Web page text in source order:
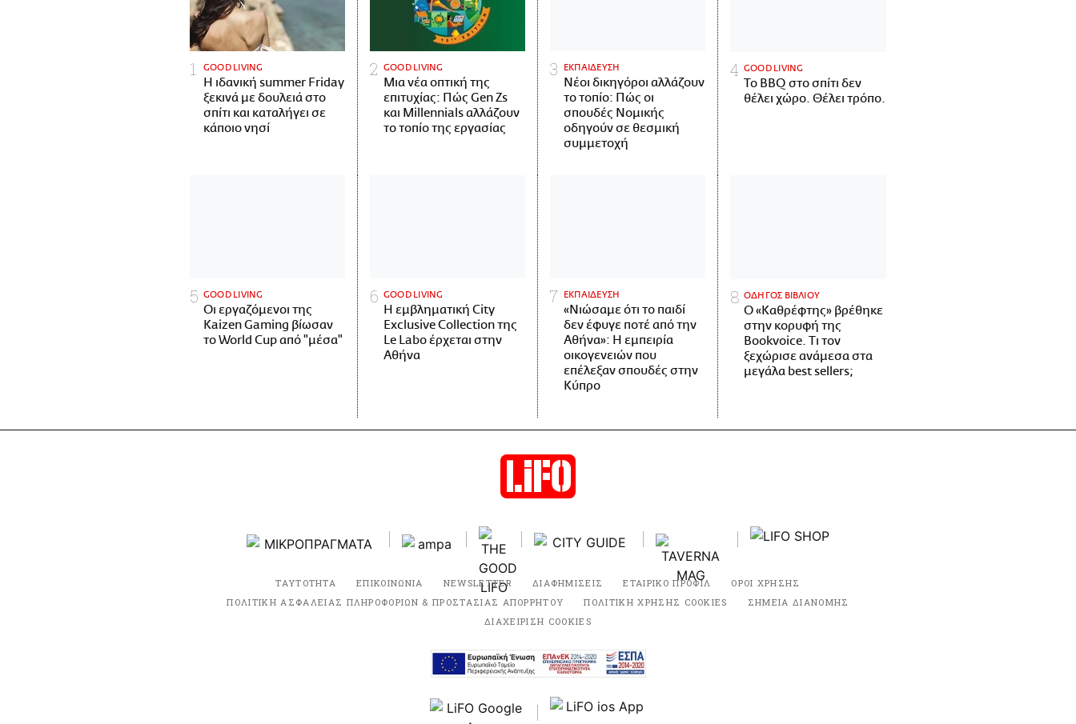
GOOD LIVING
Η ιδανική summer Friday
ξεκινά με δουλειά στο
σπίτι και καταλήγει σε
κάποιο νησί
GOOD LIVING
Μια νέα οπτική της
επιτυχίας: Πώς Gen Zs
και Millennials αλλάζουν
το τοπίο της εργασίας
ΕΚΠΑΙΔΕΥΣΗ
Νέοι δικηγόροι αλλάζουν
το τοπίο: Πώς οι
σπουδές Νομικής
οδηγούν σε θεσμική
συμμετοχή
GOOD LIVING
Το BBQ στο σπίτι δεν
θέλει χώρο. Θέλει τρόπο.
GOOD LIVING
Οι εργαζόμενοι της
Kaizen Gaming βίωσαν
το World Cup από "μέσα"
GOOD LIVING
Η εμβληματική City
Exclusive Collection της
Le Labo έρχεται στην
Αθήνα
ΕΚΠΑΙΔΕΥΣΗ
«Νιώσαμε ότι το παιδί
δεν έφυγε ποτέ από την
Αθήνα»: Η εμπειρία
οικογενειών που
επέλεξαν σπουδές στην
Κύπρο
ΟΔΗΓΟΣ ΒΙΒΛΙΟΥ
Ο «Καθρέφτης» βρέθηκε
στην κορυφή της
Bookvoice. Τι τον
ξεχώρισε ανάμεσα στα
μεγάλα best sellers;
ΤΑΥΤΟΤΗΤΑ ΕΠΙΚΟΙΝΩΝΙΑ NEWSLETTER ΔΙΑΦΗΜΙΣΕΙΣ ΕΤΑΙΡΙΚΟ ΠΡΟΦΙΛ
ΟΡΟΙ ΧΡΗΣΗΣ
ΠΟΛΙΤΙΚΗ ΑΣΦΑΛΕΙΑΣ ΠΛΗΡΟΦΟΡΙΩΝ & ΠΡΟΣΤΑΣΙΑΣ ΑΠΟΡΡΗΤΟΥ
ΠΟΛΙΤΙΚΗ ΧΡΗΣΗΣ COOKIES
ΣΗΜΕΙΑ ΔΙΑΝΟΜΗΣ
ΔΙΑΧΕΙΡΙΣΗ COOKIES